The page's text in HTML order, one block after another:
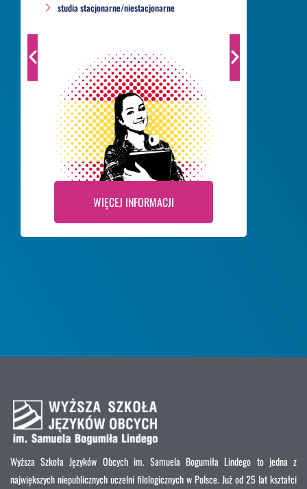
studia stacjonarne/niestacjonarne
WIĘCEJ INFORMACJI
Wyższa Szkoła Języków Obcych im. Samuela Bogumiła Lindego to jedna z
największych niepublicznych uczelni filologicznych w Polsce. Już od 25 lat kształci